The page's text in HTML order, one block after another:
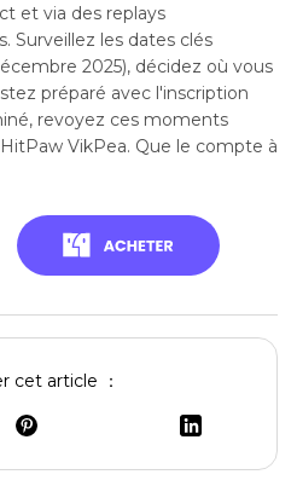
et via des replays
Surveillez les dates clés
2025), décidez où vous
préparé avec l'inscription
revoyez ces moments
VikPea. Que le compte à
cet article ：